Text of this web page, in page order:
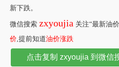
新下跌。
微信搜索 zxyoujia 关注“最新油
价,提前知道油价涨跌
点击复制 zxyoujia 到微信